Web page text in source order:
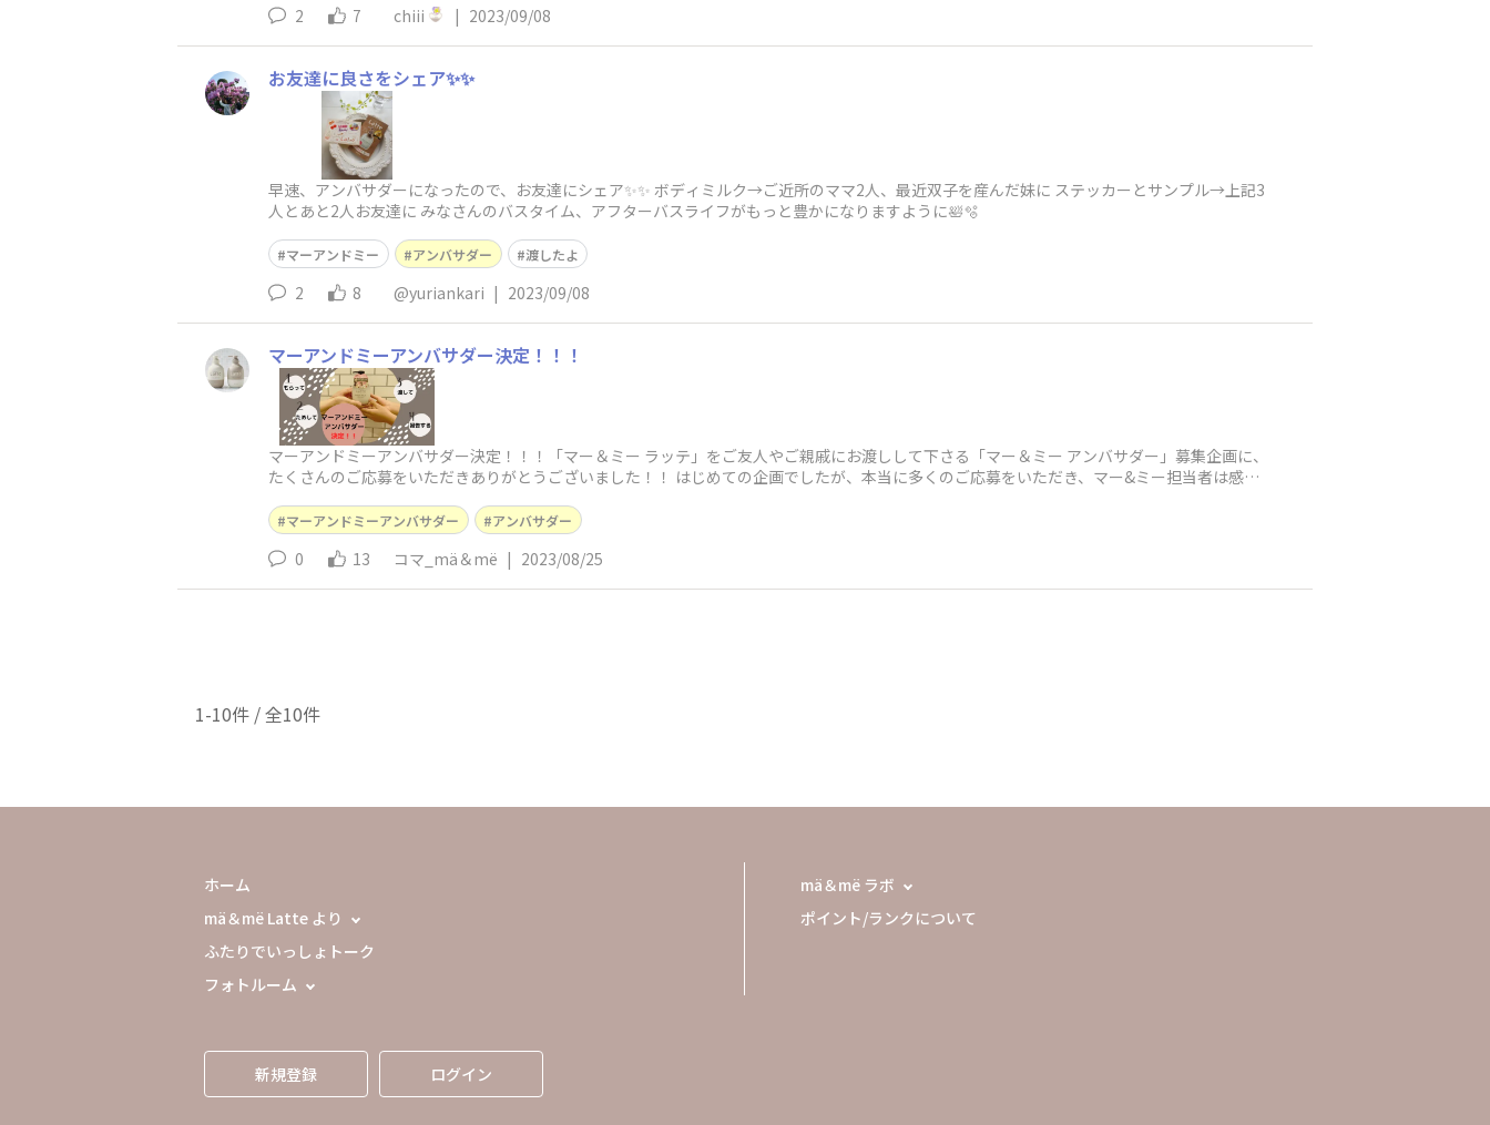
2 7 chiii | 2023/09/08
お友達に良さをシェア✨✨
早速、アンバサダーになったので、お友達にシェア✨✨ ボディミルク→ご近所のママ2人、最近双子を産んだ妹に ステッカーとサンプル→上記3
人とあと2人お友達に みなさんのバスタイム、アフターバスライフがもっと豊かになりますように🛀🫧
マーアンドミー アンバサダー 渡したよ
2 8 @yuriankari | 2023/09/08
マーアンドミーアンバサダー決定！！！
マーアンドミーアンバサダー決定！！！「マー＆ミー ラッテ」をご友人やご親戚にお渡しして下さる「マー＆ミー アンバサダー」募集企画に、
たくさんのご応募をいただきありがとうございました！！ はじめての企画でしたが、本当に多くのご応募をいただき、マー&ミー担当者は感激
マーアンドミーアンバサダー アンバサダー
0 13 コマ_mä＆më | 2023/08/25
1-10件 / 全10件
ホーム
mä＆më Latte より
ふたりでいっしょトーク
フォトルーム
mä＆më ラボ
ポイント/ランクについて
新規登録 ログイン